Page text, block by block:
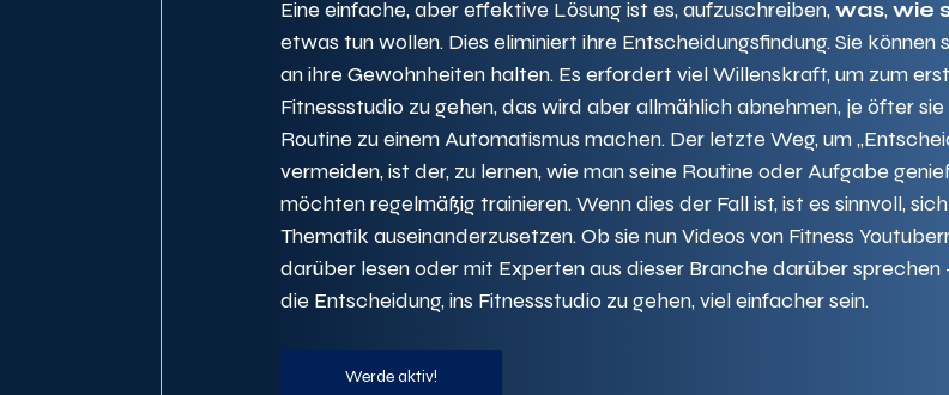
Eine einfache, aber effektive Lösung ist es, aufzuschreiben, was, wie
etwas tun wollen. Dies eliminiert ihre Entscheidungsfindung. Sie können
an ihre Gewohnheiten halten. Es erfordert viel Willenskraft, um zum
Fitnessstudio zu gehen, das wird aber allmählich abnehmen, je öfter sie
Routine zu einem Automatismus machen. Der letzte Weg, um
vermeiden, ist der, zu lernen, wie man seine Routine oder Aufgabe
möchten regelmäßig trainieren. Wenn dies der Fall ist, ist es sinnvoll,
Thematik auseinanderzusetzen. Ob sie nun Videos von Fitness
darüber lesen oder mit Experten aus dieser Branche darüber sprechen
die Entscheidung, ins Fitnessstudio zu gehen, viel einfacher sein.
Werde aktiv!